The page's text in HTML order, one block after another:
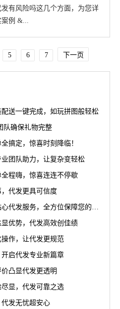
有风险吗这几个方面，为您详
案例 &...
5 6 7 下一页
送一键完成，如玩拼图般轻松
队确保礼物完整
搞定，惊喜时刻降临！
团队助力，让复杂变轻松
程嗨，惊喜连连不停歇
代发更具可信度
定制礼品售后团队：专业贴心代发服务，全方位保障您的权益
优势，代发高效创佳绩
作，让代发更规范
启代发专业新篇章
凸显代发更透明
显，代发可靠之选
发无忧超安心